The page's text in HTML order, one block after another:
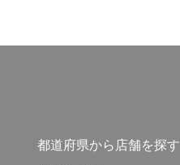
都道府県から店舗を探す